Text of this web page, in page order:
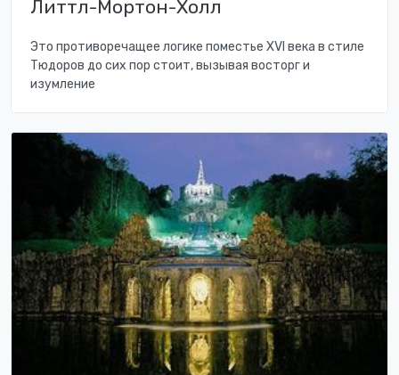
Литтл-Мортон-Холл
Это противоречащее логике поместье XVI века в стиле
Тюдоров до сих пор стоит, вызывая восторг и
изумление